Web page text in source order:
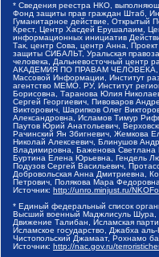
* Сведения реестра НКО,
Фонд защиты прав граждан Штаб,
Гуманитарное действие, Открытый
Крест, Центр Хасдей Ерушалаим,
информационных инициатив
Так, центр Сова, центр Анна,
защиты СИБАЛЬТ, Уральская
человека, Дальневосточный центр
АКАДЕМИЯ ПО ПРАВАМ ЧЕЛОВЕКА,
Массовой Информации, Институт
агентство МЕМО. РУ, Институт
Борисовна, Таранова Юлия
Сергей Георгиевич, Пивоваров
Викторович, Шарипков Олег
Александровна, Исламов Тимур
Паутов Юрий Анатольевич,
Рачинский Ян Збигневич, Жемкова
Николай Алексеевич, Блинушов
Владимировна, Баженова Светлана
Буртина Елена Юрьевна, Гендель
Подузов Сергей Васильевич,
Добровольская Анна Дмитриевна,
Петрович, Полякова Мара
Источник: http://unro.minjust.ru/
* Единый федеральный список
Высший военный Маджлисуль Шура,
Движение Талибан, Исламская
Исламское государство, Джабха
Чистопольский Джамаат, Рохнамо
Источник: http://nac.gov.ru/